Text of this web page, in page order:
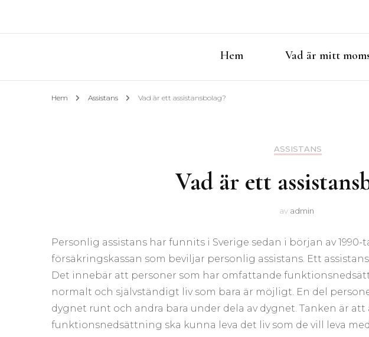
Hem Vad är mitt
Hem Assistans Vad är ett assistansbolag?
ASSISTANS
Vad är ett
av admin
Personlig assistans har funnits i Sverige sedan i början av
försäkringskassan som beviljar personlig assistans. Ett
Det innebär att personer som har omfattande
normalt och självständigt liv som bara är möjligt. En del
dygnet runt och andra bara under dela av dygnet. Tanken är att
funktionsnedsättning ska kunna leva det liv som de vill leva